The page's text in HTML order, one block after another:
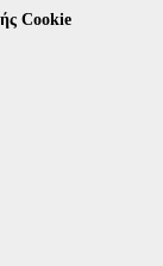
Cookie